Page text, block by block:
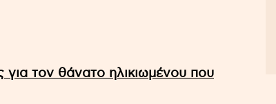
τον θάνατο ηλικιωμένου που